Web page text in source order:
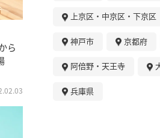
ら
上京区・中京区・下京区
神戸市 京都府
阿倍野・天王寺
兵庫県